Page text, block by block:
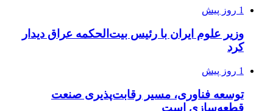
1 روز پیش
وزیر علوم ایران با رئیس بیت‌الحکمه عراق دیدار
کرد
1 روز پیش
توسعه فناوری، مسیر رقابت‌پذیری صنعت
قطعه‌سازی است